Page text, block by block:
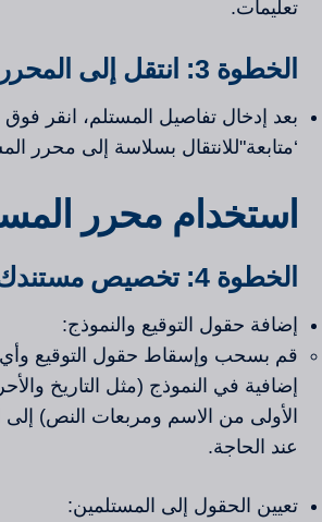
تعليمات.
الخطوة 3: انتقل إلى المحرر
بعد إدخال تفاصيل المستلم، انقر فوق
‘متابعة"للانتقال بسلاسة إلى محرر
استخدام محرر
الخطوة 4: تخصيص مستندك
إضافة حقول التوقيع والنموذج:
قم بسحب وإسقاط حقول التوقيع
إضافية في النموذج (مثل التاريخ
الأولى من الاسم ومربعات النص) إلى
عند الحاجة.
تعيين الحقول إلى المستلمين: